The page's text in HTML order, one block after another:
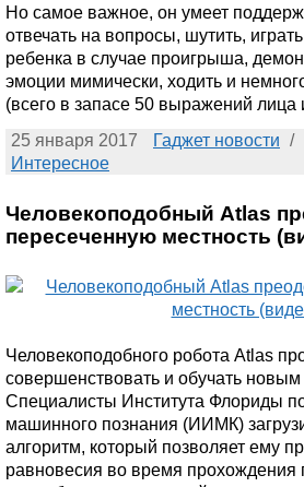
Но самое важное, он умеет
отвечать на вопросы, шутить,
ребенка в случае проигрыша,
эмоции мимически, ходить и
(всего в запасе 50 выражений лица
25 января 2017
Гаджет новости /
Интересное
Человекоподобный Atlas
пересеченную местность
Человекоподобного робота Atlas
совершенствовать и обучать
Специалисты Института Флориды
машинного познания (ИИМК)
алгоритм, который позволяет ему
равновесия во время прохождения